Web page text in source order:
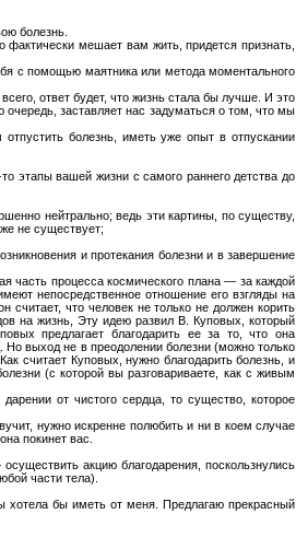
болезнь.
мешает вам жить, придется признать,
с помощью маятника или метода моментального
ответ будет, что жизнь стала бы лучше. И это
очередь, заставляет нас задуматься о том, что мы
болезнь, иметь уже опыт в отпускании
этапы вашей жизни с самого раннего детства до
нейтрально; ведь эти картины, по существу,
не существует;
и протекания болезни и в завершение
часть процесса космического плана — за каждой
непосредственное отношение его взгляды на
считает, что человек не только не должен корить
на жизнь, Эту идею развил В. Куповых, который
предлагает благодарить ее за то, что она
Но выход не в преодолении болезни (можно только
считает Куповых, нужно благодарить болезнь, и
(с которой вы разговариваете, как с живым
от чистого сердца, то существо, которое
нужно искренне полюбить и ни в коем случае
покинет вас.
акцию благодарения, поскользнулись
части тела).
хотела бы иметь от меня. Предлагаю прекрасный